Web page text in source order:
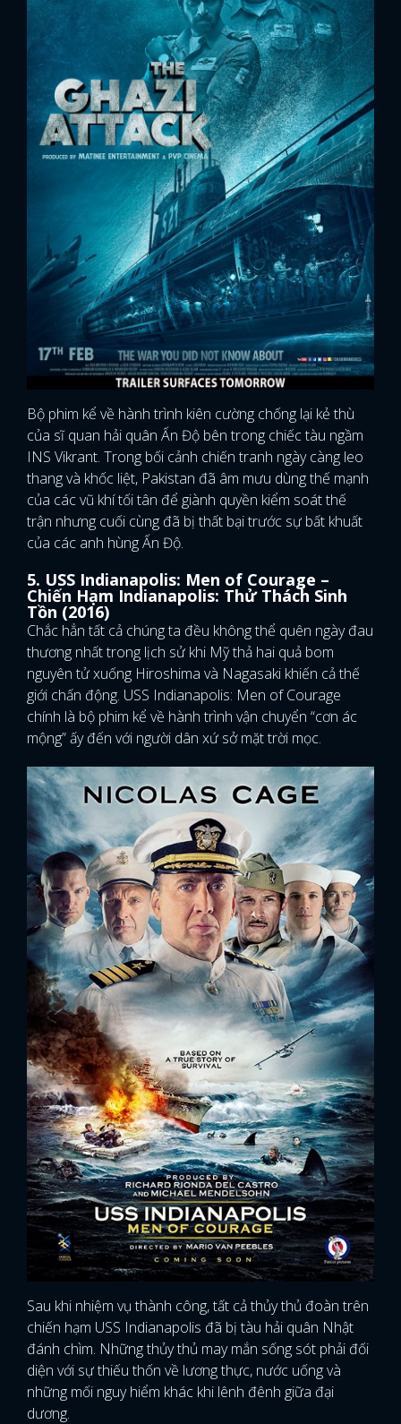
Bộ phim kể về hành trình kiên cường chống lại kẻ thù
của sĩ quan hải quân Ấn Độ bên trong chiếc tàu ngầm
INS Vikrant. Trong bối cảnh chiến tranh ngày càng leo
thang và khốc liệt, Pakistan đã âm mưu dùng thế mạnh
của các vũ khí tối tân để giành quyền kiểm soát thế
trận nhưng cuối cùng đã bị thất bại trước sự bất khuất
của các anh hùng Ấn Độ.
5. USS Indianapolis: Men of Courage –
Chiến Hạm Indianapolis: Thử Thách Sinh
Tồn (2016)
Chắc hẳn tất cả chúng ta đều không thể quên ngày đau
thương nhất trong lịch sử khi Mỹ thả hai quả bom
nguyên tử xuống Hiroshima và Nagasaki khiến cả thế
giới chấn động. USS Indianapolis: Men of Courage
chính là bộ phim kể về hành trình vận chuyển “cơn ác
mộng” ấy đến với người dân xứ sở mặt trời mọc.
Sau khi nhiệm vụ thành công, tất cả thủy thủ đoàn trên
chiến hạm USS Indianapolis đã bị tàu hải quân Nhật
đánh chìm. Những thủy thủ may mắn sống sót phải đối
diện với sự thiếu thốn về lương thực, nước uống và
những mối nguy hiểm khác khi lênh đênh giữa đại
dương.